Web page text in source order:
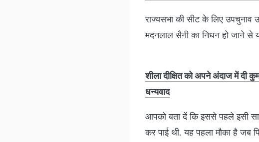
राज्यसभा की सीट के लिए
मदनलाल सैनी का निधन हो जाने से
शीला दीक्षित को अपने अंदाज में दी
धन्यवाद
आपको बता दें कि इससे पहले इसी
कर पाई थी. यह पहला मौका है जब